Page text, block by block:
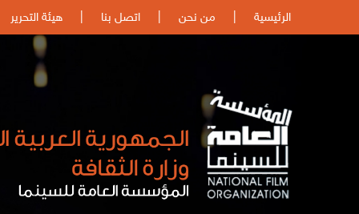
الرئيسية من نحن اتصل بنا هيئة التحرير